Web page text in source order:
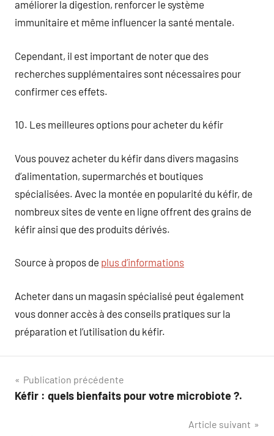
améliorer la digestion, renforcer le système
immunitaire et même influencer la santé mentale.
Cependant, il est important de noter que des
recherches supplémentaires sont nécessaires pour
confirmer ces effets.
10. Les meilleures options pour acheter du kéfir
Vous pouvez acheter du kéfir dans divers magasins
d’alimentation, supermarchés et boutiques
spécialisées. Avec la montée en popularité du kéfir, de
nombreux sites de vente en ligne offrent des grains de
kéfir ainsi que des produits dérivés.
Source à propos de plus d’informations
Acheter dans un magasin spécialisé peut également
vous donner accès à des conseils pratiques sur la
préparation et l’utilisation du kéfir.
Navigation
de
Publication précédente
Kéfir : quels bienfaits pour votre microbiote ?.
Article suivant